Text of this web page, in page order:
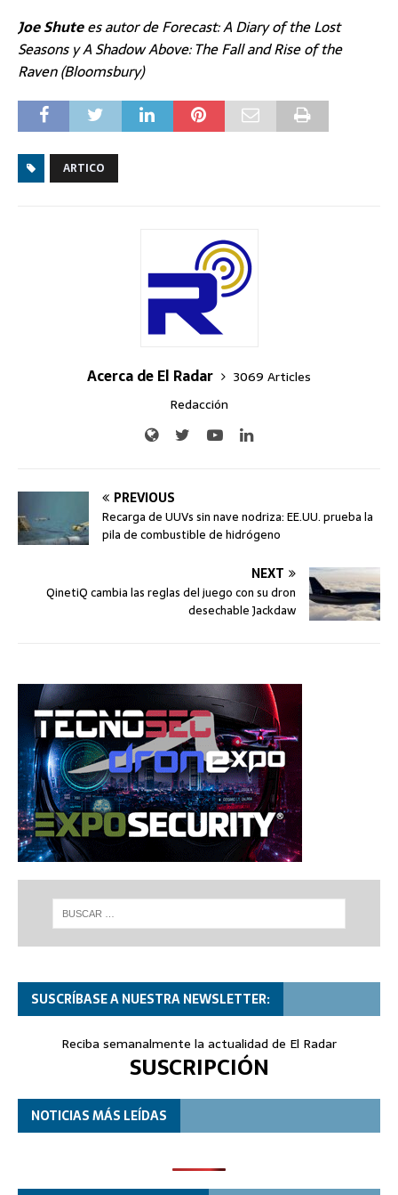
Joe Shutees autor de Forecast: A Diary of the Lost
Seasons y A Shadow Above: The Fall and Rise of the
Raven (Bloomsbury)
ARTICO
Acerca de El Radar
3069 Articles
Redacción
PREVIOUS
Recarga de UUVs sin nave nodriza: EE.UU. prueba la
pila de combustible de hidrógeno
NEXT
QinetiQ cambia las reglas del juego con su dron
desechable Jackdaw
SUSCRÍBASE A NUESTRA NEWSLETTER:
Reciba semanalmente la actualidad de El Radar
SUSCRIPCIÓN
NOTICIAS MÁS LEÍDAS